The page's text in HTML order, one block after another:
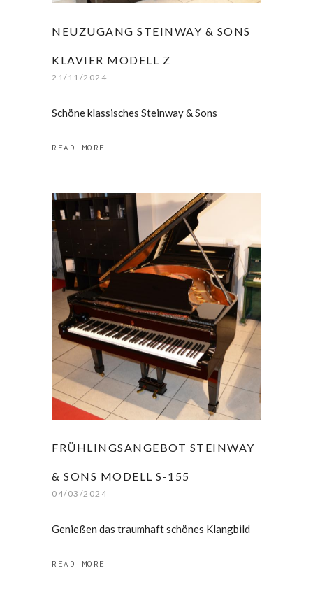
NEUZUGANG STEINWAY & SONS
KLAVIER MODELL Z
21/11/2024
Schöne klassisches Steinway & Sons
READ MORE
FRÜHLINGSANGEBOT STEINWAY
& SONS MODELL S-155
04/03/2024
Genießen das traumhaft schönes Klangbild
READ MORE